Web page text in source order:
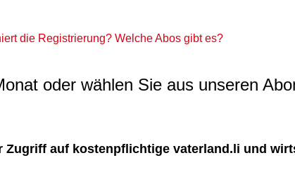
die Registrierung? Welche Abos gibt es?
oder wählen Sie aus unseren
Zugriff auf kostenpflichtige vaterland.li und